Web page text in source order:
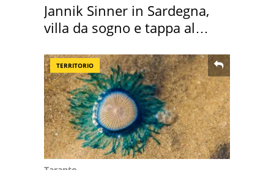
Jannik Sinner in Sardegna,
villa da sogno e tappa al
TERRITORIO